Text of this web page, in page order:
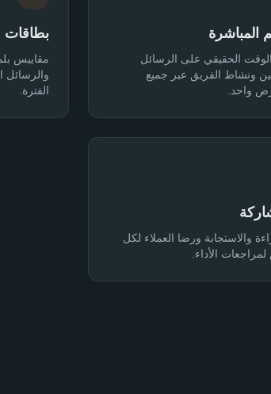
المباشرة
الحقيقي على الرسائل
ونشاط الفريق عبر جميع
واحد.
بطاقات KPI
مقاييس
والرسائل
الفترة.
والاستجابة ورضا العملاء لكل
الأداء.